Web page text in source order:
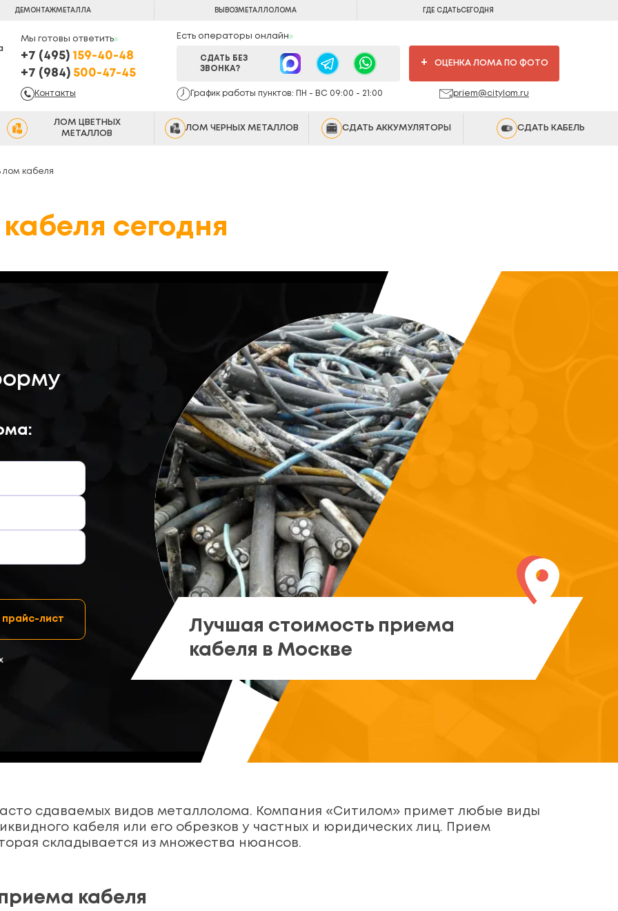
ДЕМОНТАЖМЕТАЛЛА ВЫВОЗМЕТАЛЛОЛОМА ГДЕ СДАТЬСЕГОДНЯ
Мы готовы ответить
+7 (495) 159-40-48
+7 (984) 500-47-45
Контакты
Есть операторы онлайн
СДАТЬ БЕЗ
ЗВОНКА?
График работы пунктов: ПН - ВС 09:00 - 21:00
+ ОЦЕНКА ЛОМА ПО ФОТО
priem@citylom.ru
ЛОМ ЦВЕТНЫХ
МЕТАЛЛОВ
ЛОМ ЧЕРНЫХ МЕТАЛЛОВ СДАТЬ АККУМУЛЯТОРЫ СДАТЬ КАБЕЛЬ
лом кабеля
кабеля сегодня
лист
Лучшая стоимость приема
кабеля в Москве
сдаваемых видов металлолома. Компания «Ситилом» примет любые виды
кабеля или его обрезков у частных и юридических лиц. Прием
складывается из множества нюансов.
кабеля